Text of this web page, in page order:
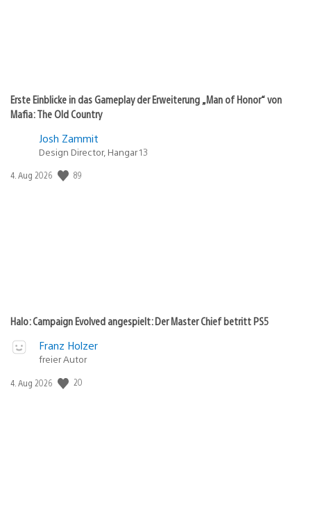
Erste Einblicke in das Gameplay der Erweiterung „Man of Honor“ von
Mafia: The Old Country
Josh Zammit
Design Director, Hangar 13
Veröffentlichungsdatum:
4. Aug 2026 89
Halo: Campaign Evolved angespielt: Der Master Chief betritt PS5
Franz Holzer
freier Autor
Veröffentlichungsdatum:
4. Aug 2026 20